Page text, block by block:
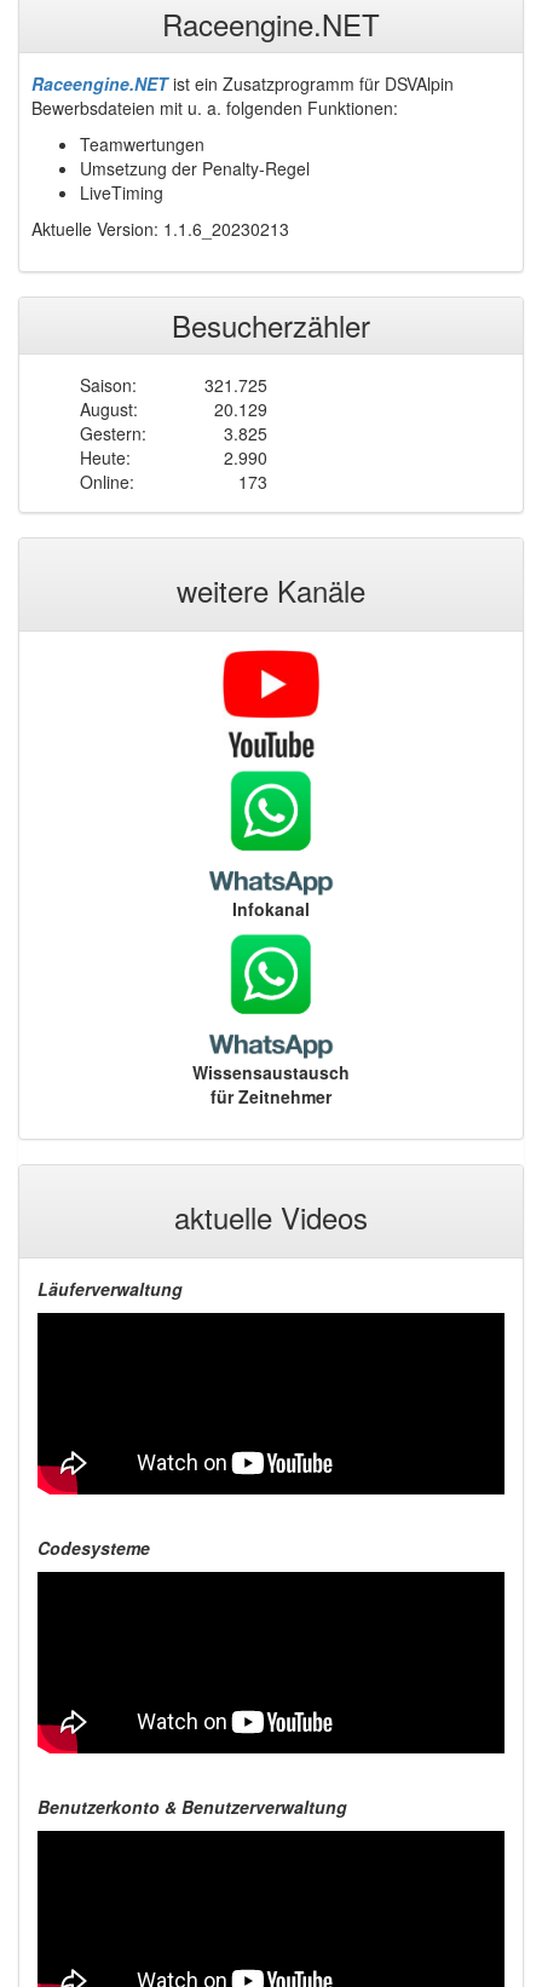
Raceengine.NET
Raceengine.NETist ein Zusatzprogramm für DSVAlpin
Bewerbsdateien mit u. a. folgenden Funktionen:
Teamwertungen
Umsetzung der Penalty-Regel
LiveTiming
Aktuelle Version: 1.1.6_20230213
Besucherzähler
Saison:
321.725
August:
20.129
Gestern:
3.825
Heute:
2.990
Online:
173
weitere Kanäle
Infokanal
Wissensaustausch
für Zeitnehmer
aktuelle Videos
Läuferverwaltung
Codesysteme
Benutzerkonto & Benutzerverwaltung